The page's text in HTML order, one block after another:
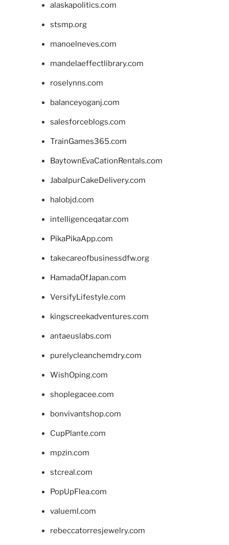
alaskapolitics.com
stsmp.org
manoelneves.com
mandelaeffectlibrary.com
roselynns.com
balanceyoganj.com
salesforceblogs.com
TrainGames365.com
BaytownEvaCationRentals.com
JabalpurCakeDelivery.com
halobjd.com
intelligenceqatar.com
PikaPikaApp.com
takecareofbusinessdfw.org
HamadaOfJapan.com
VersifyLifestyle.com
kingscreekadventures.com
antaeuslabs.com
purelycleanchemdry.com
WishOping.com
shoplegacee.com
bonvivantshop.com
CupPlante.com
mpzin.com
stcreal.com
PopUpFlea.com
valueml.com
rebeccatorresjewelry.com